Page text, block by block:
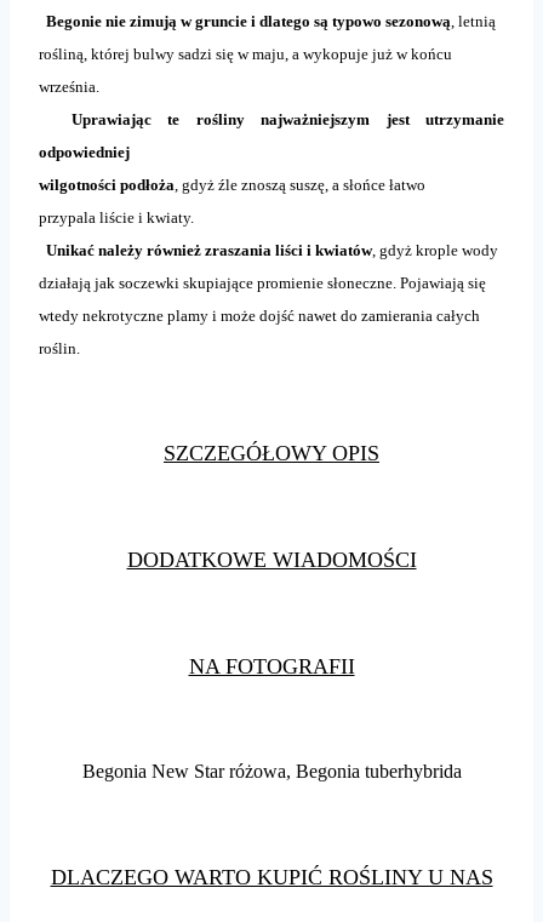
Begonie nie zimują w gruncie i dlatego są typowo sezonową , letnią
rośliną, której bulwy sadzi się w maju, a wykopuje już w końcu
września.
Uprawiając te rośliny najważniejszym jest utrzymanie
odpowiedniej
wilgotności podłoża , gdyż źle znoszą suszę, a słońce łatwo
przypala liście i kwiaty.
Unikać należy również zraszania liści i kwiatów, gdyż krople wody
działają jak soczewki skupiające promienie słoneczne. Pojawiają się
wtedy nekrotyczne plamy i może dojść nawet do zamierania całych
roślin.
SZCZEGÓŁOWY OPIS
DODATKOWE WIADOMOŚCI
NA FOTOGRAFII
Begonia New Star różowa, Begonia tuberhybrida
DLACZEGO WARTO KUPIĆ ROŚLINY U NAS